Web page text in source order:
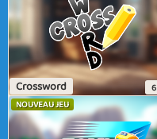
Crossword 6
NOUVEAU JEU